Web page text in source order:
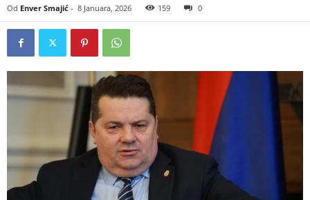
Od Enver Smajić - 8 Januara, 2026 159 0